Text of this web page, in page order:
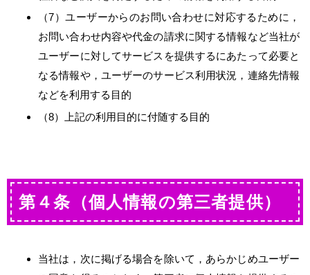
（7）ユーザーからのお問い合わせに対応するために，
お問い合わせ内容や代金の請求に関する情報など当社が
ユーザーに対してサービスを提供するにあたって必要と
なる情報や，ユーザーのサービス利用状況，連絡先情報
などを利用する目的
（8）上記の利用目的に付随する目的
第４条（個人情報の第三者提供）
当社は，次に掲げる場合を除いて，あらかじめユーザー